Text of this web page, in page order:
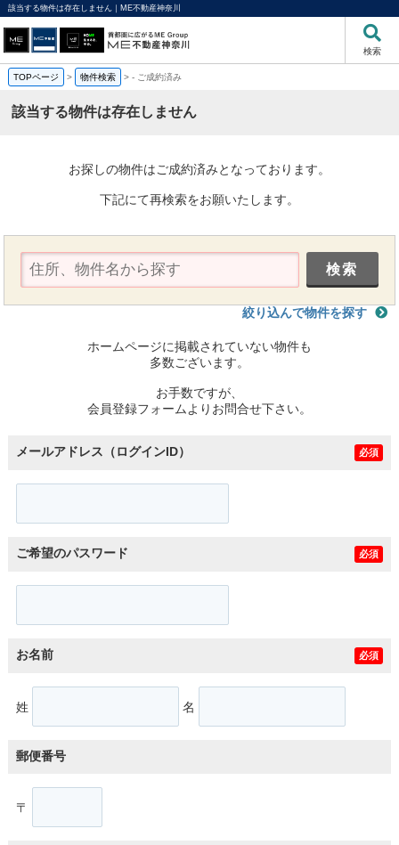
該当する物件は存在しません｜ME不動産神奈川
検索
TOPページ > 物件検索 >- ご成約済み
該当する物件は存在しません
お探しの物件はご成約済みとなっております。
下記にて再検索をお願いたします。
絞り込んで物件を探す
ホームページに掲載されていない物件も
多数ございます。
お手数ですが、
会員登録フォームよりお問合せ下さい。
メールアドレス（ログインID） 必須
ご希望のパスワード 必須
お名前 必須
姓 名
郵便番号
〒